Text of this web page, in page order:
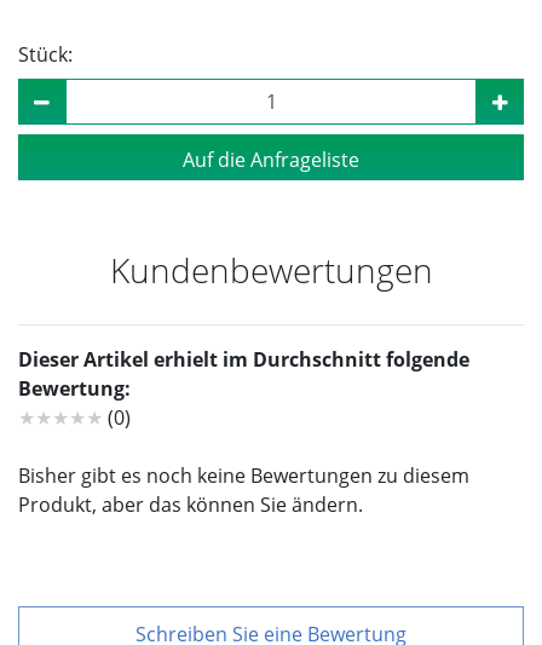
Stück:
Auf die Anfrageliste
Kundenbewertungen
Dieser Artikel erhielt im Durchschnitt folgende
Bewertung:
★★★★★ (0)
Bisher gibt es noch keine Bewertungen zu diesem
Produkt, aber das können Sie ändern.
Schreiben Sie eine Bewertung